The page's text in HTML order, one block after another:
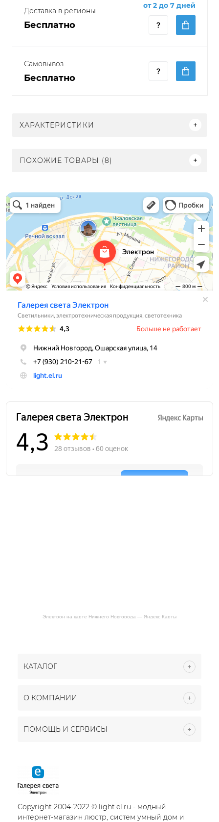
Доставка в регионы
Бесплатно
от 2 до 7 дней
Самовывоз
Бесплатно
ХАРАКТЕРИСТИКИ
ПОХОЖИЕ ТОВАРЫ (8)
Электрон
Светильники в Нижнем Новгороде
Электротехническая продукция в Нижнем Новгороде
Электрон на карте Нижнего Новгорода — Яндекс Карты
КАТАЛОГ
О КОМПАНИИ
ПОМОЩЬ И СЕРВИСЫ
Copyright 2004-2022 © light.el.ru - модный
интернет-магазин люстр, систем умный дом и